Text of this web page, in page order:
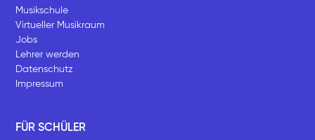
Musikschule
Virtueller Musikraum
Jobs
Lehrer werden
Datenschutz
Impressum
FÜR SCHÜLER